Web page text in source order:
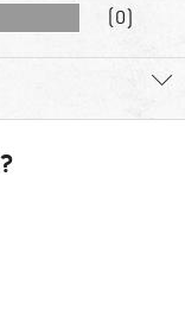
(0)